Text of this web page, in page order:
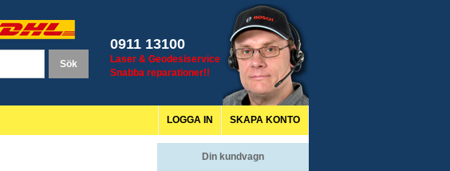
0911 13100
Laser & Geodesiservice
Snabba reparationer!!
LOGGA IN SKAPA KONTO
Din kundvagn